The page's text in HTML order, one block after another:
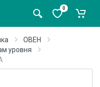
0
ОВЕН
уровня